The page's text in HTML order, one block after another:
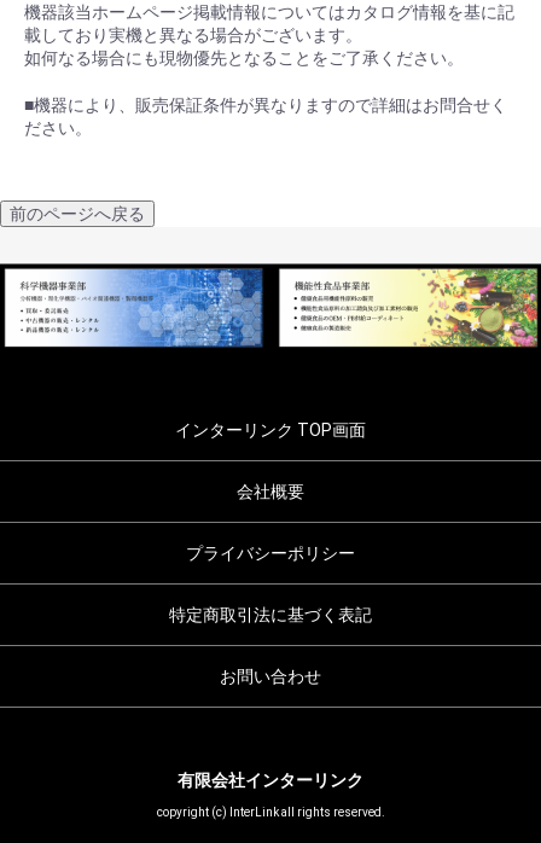
機器該当ホームページ掲載情報についてはカタログ情報を基に記
載しており実機と異なる場合がございます。
如何なる場合にも現物優先となることをご了承ください。
■機器により、販売保証条件が異なりますので詳細はお問合せく
ださい。
前のページへ戻る
インターリンク TOP画面
会社概要
プライバシーポリシー
特定商取引法に基づく表記
お問い合わせ
有限会社インターリンク
copyright (c) InterLink all rights reserved.